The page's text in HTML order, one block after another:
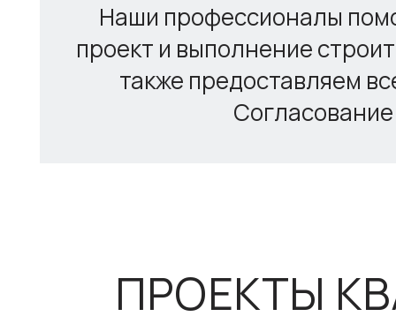
Наши профессионалы
проект и выполнение
также предоставляем
ПРОЕКТЫ